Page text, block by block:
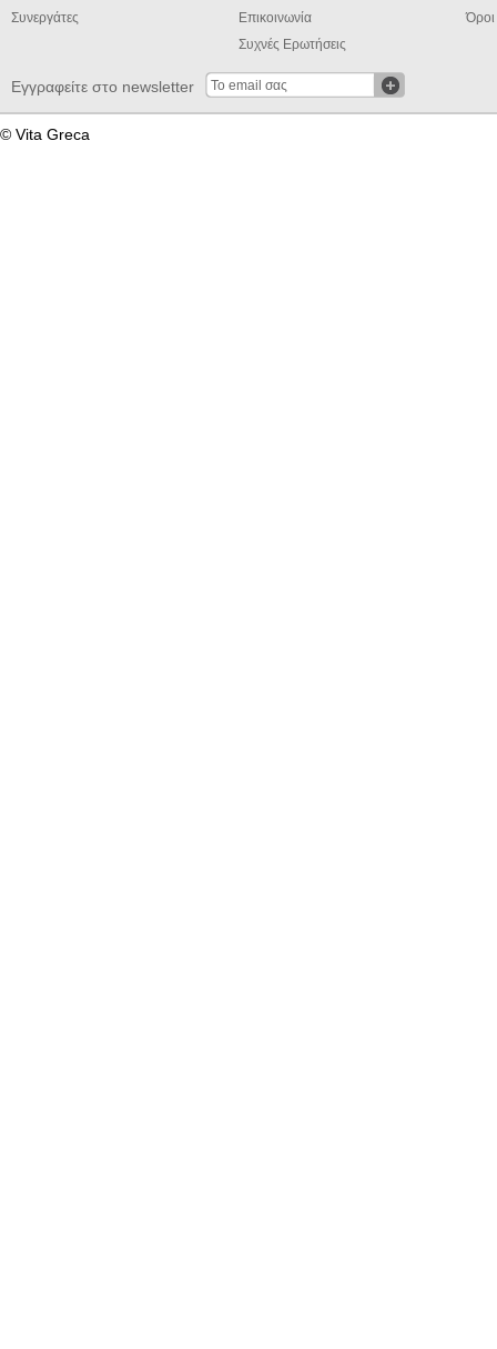
Συνεργάτες
Επικοινωνία
Συχνές Ερωτήσεις
Εγγραφείτε στο newsletter
© Vita Greca